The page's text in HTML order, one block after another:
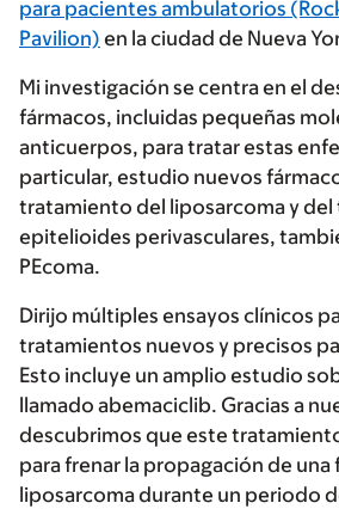
para pacientes ambulatorios
Pavilion) en la ciudad de Nueva
Mi investigación se centra en el
fármacos, incluidas pequeñas
anticuerpos, para tratar estas
particular, estudio nuevos
tratamiento del liposarcoma y del
epitelioides perivasculares,
PEcoma.
Dirijo múltiples ensayos clínicos
tratamientos nuevos y precisos
Esto incluye un amplio estudio
llamado abemaciclib. Gracias a
descubrimos que este
para frenar la propagación de una
liposarcoma durante un periodo